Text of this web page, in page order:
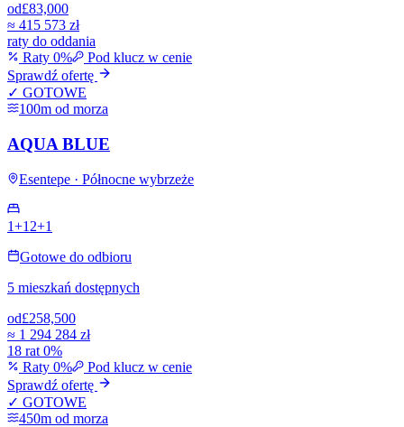
od£83,000
≈ 415 573 zł
raty do oddania
Raty 0%
Pod klucz w cenie
Sprawdź ofertę
✓ GOTOWE
100m od morza
AQUA BLUE
Esentepe · Północne wybrzeże
1+1 2+1
Gotowe do odbioru
5 mieszkań dostępnych
od£258,500
≈ 1 294 284 zł
18 rat 0%
Raty 0%
Pod klucz w cenie
Sprawdź ofertę
✓ GOTOWE
450m od morza